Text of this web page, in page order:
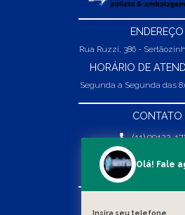
ENDEREÇO
Rua Ruzzi, 386 -
HORÁRIO DE
Segunda a Segunda das
CONTATO
(11) 99132-
(11) 99132-
Olá! Fale
Insira seu telefone